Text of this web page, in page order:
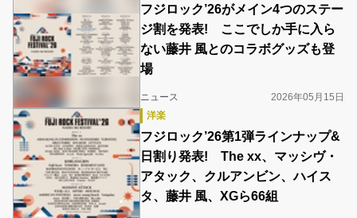
フジロック’26がメイン4つのステー
ジ割を発表! ここでしか手に入ら
ない藤井 風とのコラボグッズも登
場
ニュース
2026年05月15日
洋楽
フジロック’26第1弾ラインナップ&
日割り発表! The xx、マッシヴ・
アタック、クルアンビン、ハイス
タ、藤井 風、XGら66組